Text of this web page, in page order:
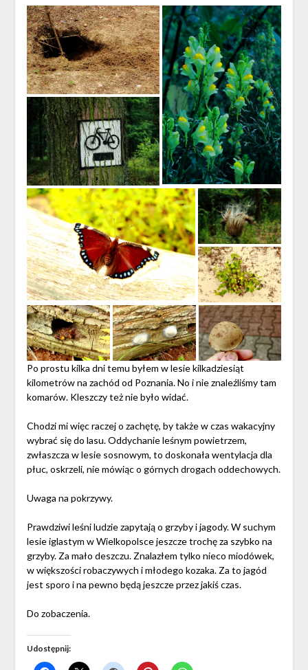
Po prostu kilka dni temu byłem w lesie kilkadziesiąt
kilometrów na zachód od Poznania. No i nie znaleźliśmy tam
komarów. Kleszczy też nie było widać.
Chodzi mi więc raczej o zachętę, by także w czas wakacyjny
wybrać się do lasu. Oddychanie leśnym powietrzem,
zwłaszcza w lesie sosnowym, to doskonała wentylacja dla
płuc, oskrzeli, nie mówiąc o górnych drogach oddechowych.
Uwaga na pokrzywy.
Prawdziwi leśni ludzie zapytają o grzyby i jagody. W suchym
lesie iglastym w Wielkopolsce jeszcze trochę za szybko na
grzyby. Za mało deszczu. Znalazłem tylko nieco miodówek,
w większości robaczywych i młodego kozaka. Za to jagód
jest sporo i na pewno będą jeszcze przez jakiś czas.
Do zobaczenia.
Udostępnij: